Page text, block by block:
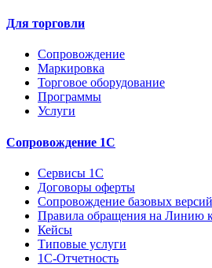
Для торговли
Сопровождение
Маркировка
Торговое оборудование
Программы
Услуги
Сопровождение 1С
Сервисы 1С
Договоры оферты
Сопровождение базовых
Правила обращения на Линию
Кейсы
Типовые услуги
1С-Отчетность